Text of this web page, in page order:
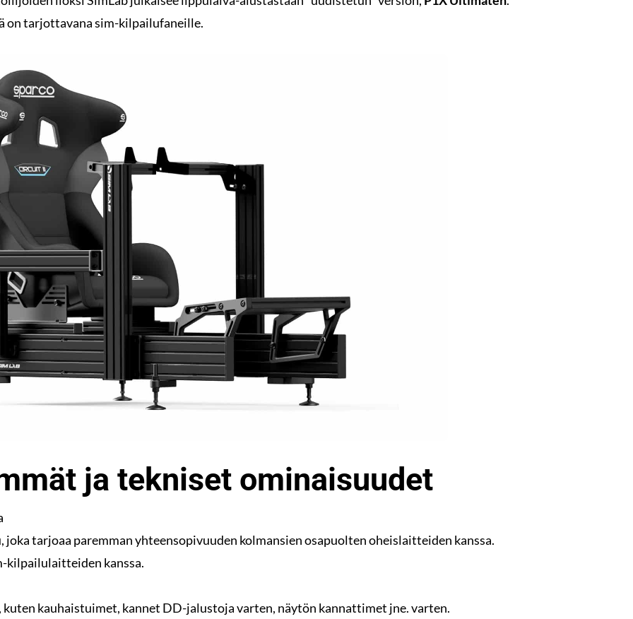
on tarjottavana sim-kilpailufaneille.
ja tekniset ominaisuudet
tarjoaa paremman yhteensopivuuden kolmansien osapuolten oheislaitteiden kanssa.
kilpailulaitteiden kanssa.
kuten kauhaistuimet, kannet DD-jalustoja varten, näytön kannattimet jne. varten.